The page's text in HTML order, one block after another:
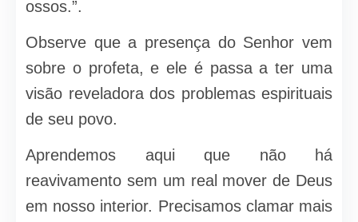
ossos.”.
Observe que a presença do Senhor vem
sobre o profeta, e ele é passa a ter uma
visão reveladora dos problemas espirituais
de seu povo.
Aprendemos aqui que não há
reavivamento sem um real mover de Deus
em nosso interior. Precisamos clamar mais